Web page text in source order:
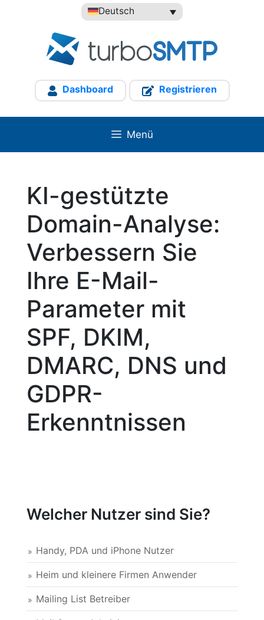
Deutsch
Dashboard Registrieren
Menü
KI-gestützte
Domain-Analyse:
Verbessern Sie
Ihre E-Mail-
Parameter mit
SPF, DKIM,
DMARC, DNS und
GDPR-
Erkenntnissen
Welcher Nutzer sind Sie?
Handy, PDA und iPhone Nutzer
Heim und kleinere Firmen Anwender
Mailing List Betreiber